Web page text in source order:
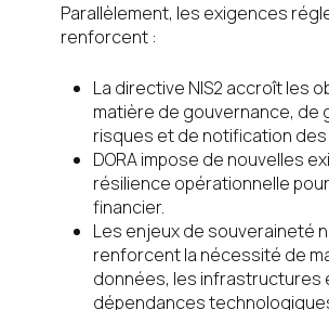
Parallèlement, les exigences
renforcent :
La directive NIS2 accroît les
matière de gouvernance, de
risques et de notification
DORA impose de nouvelles
résilience opérationnelle
financier.
Les enjeux de souveraineté
renforcent la nécessité de
données, les infrastructures
dépendances